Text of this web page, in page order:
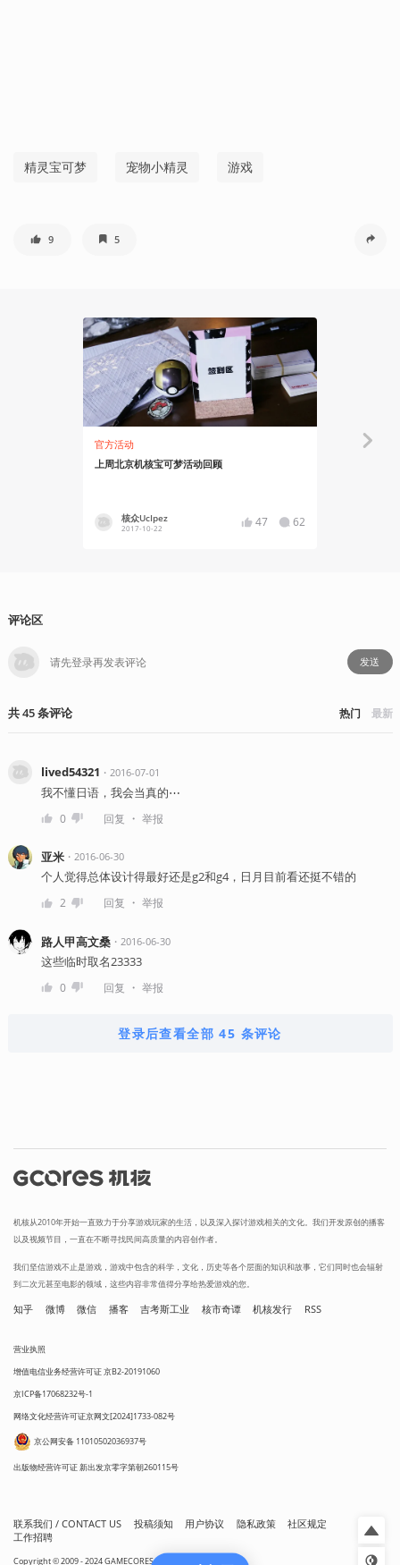
精灵宝可梦 宠物小精灵 游戏
9 5
官方活动
上周北京机核宝可梦活动回顾
核众UcIpez
2017-10-22 47 62
评论区
发送
共45条评论 热门 最新
lived54321 ・ 2016-07-01
我不懂日语，我会当真的⋯
0 回复 ・ 举报
亚米・ 2016-06-30
个人觉得总体设计得最好还是g2和g4，日月目前看还挺不错的
2 回复 ・ 举报
路人甲高文桑・ 2016-06-30
这些临时取名23333
0 回复 ・ 举报
登录后查看全部 45 条评论
机核从2010年开始一直致力于分享游戏玩家的生活，以及深入探讨游戏相关的文化。我们开发原创的播客
以及视频节目，一直在不断寻找民间高质量的内容创作者。
我们坚信游戏不止是游戏，游戏中包含的科学，文化，历史等各个层面的知识和故事，它们同时也会辐射
到二次元甚至电影的领域，这些内容非常值得分享给热爱游戏的您。
知乎 微博 微信 播客 吉考斯工业 核市奇谭 机核发行 RSS
营业执照
增值电信业务经营许可证 京B2-20191060
京ICP备17068232号-1
网络文化经营许可证京网文[2024]1733-082号
京公网安备 11010502036937号
出版物经营许可证 新出发京零字第朝260115号
联系我们 / CONTACT US 投稿须知 用户协议 隐私政策
社区规定
工作招聘
Copyright © 2009 - 2024 GAMECORES. All Rights Reserved